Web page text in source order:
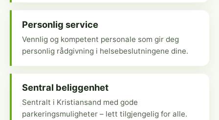
Personlig service
Vennlig og kompetent personale som gir deg
personlig rådgivning i helsebeslutningene dine.
Sentral beliggenhet
Sentralt i Kristiansand med gode
parkeringsmuligheter – lett tilgjengelig for alle.